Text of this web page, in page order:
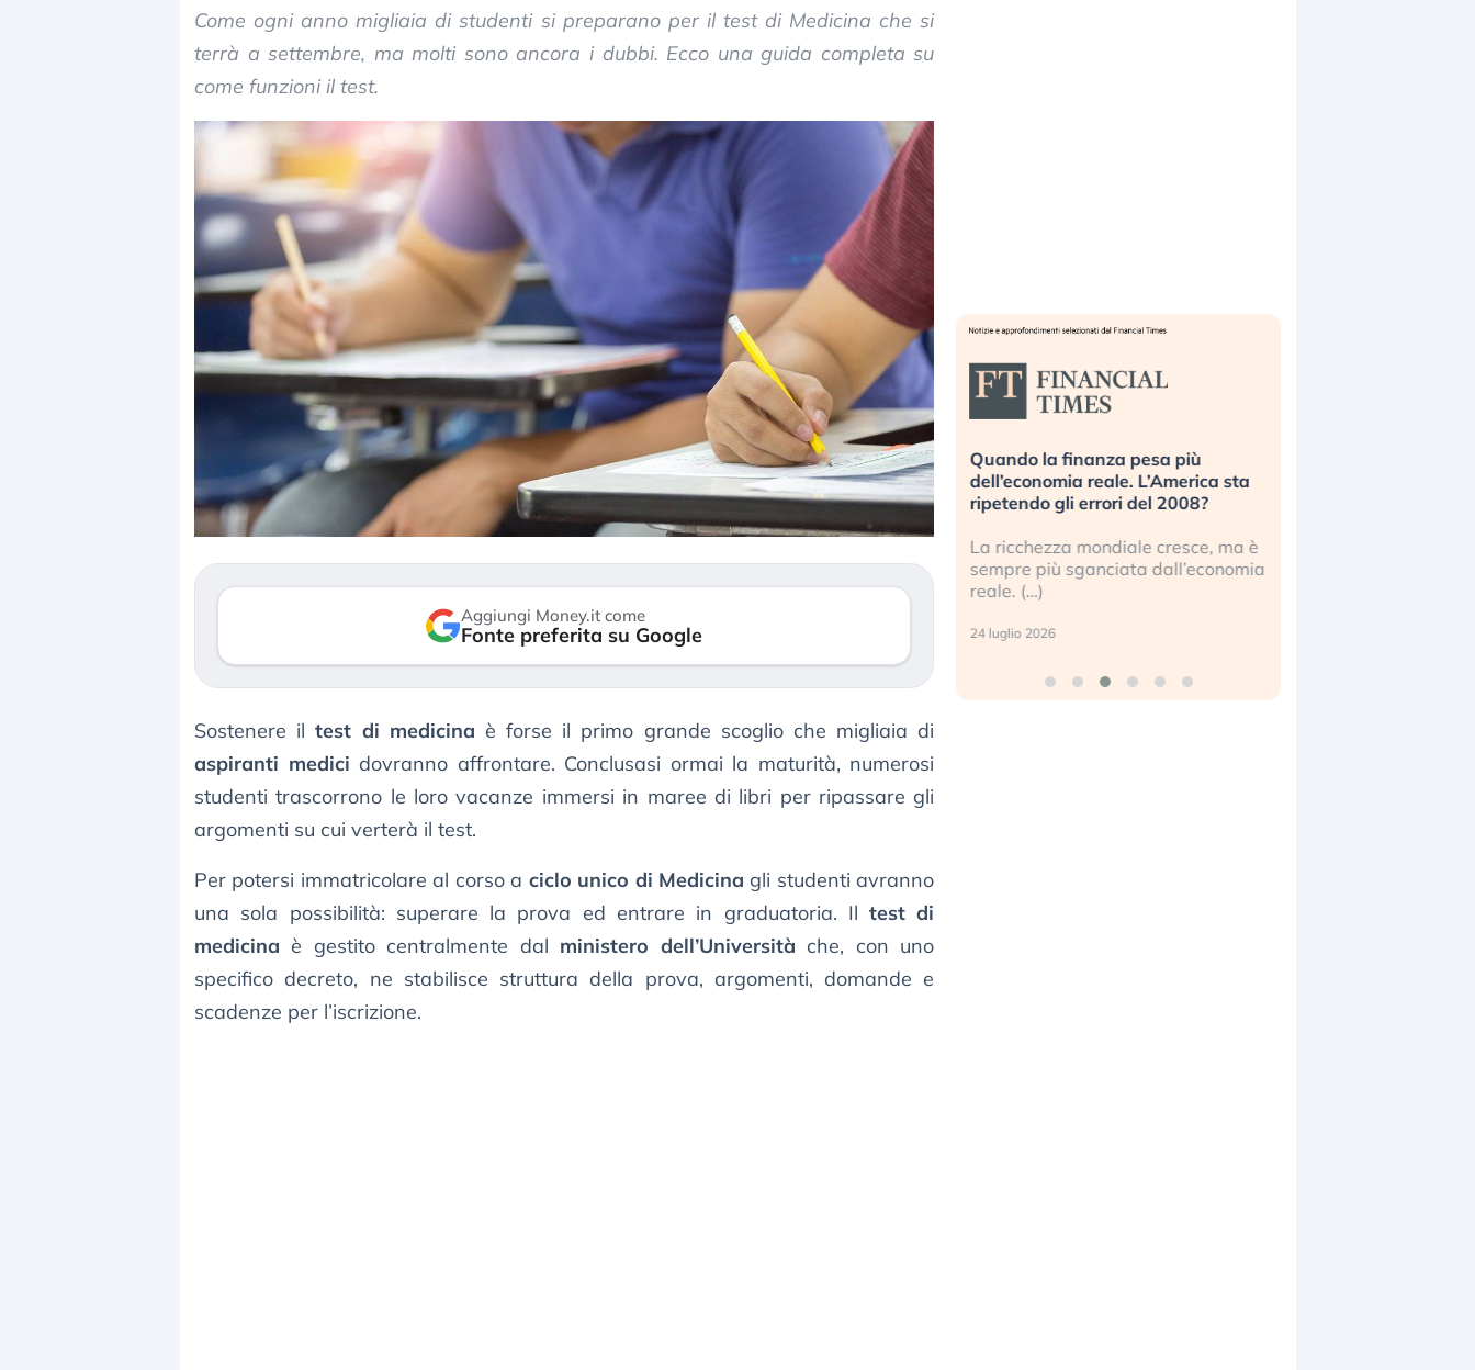
Come ogni anno migliaia di studenti si preparano per il test di Medicina che si
terrà a settembre, ma molti sono ancora i dubbi. Ecco una guida completa su
come funzioni il test.
Aggiungi Money.it come
Fonte preferita su Google
Sostenere iltest di medicina è forse il primo grande scoglio che migliaia di
aspiranti medici dovranno affrontare. Conclusasi ormai la maturità, numerosi
studenti trascorrono le loro vacanze immersi in maree di libri per ripassare gli
argomenti su cui verterà il test.
Per potersi immatricolare al corso a ciclo unico di Medicina gli studenti avranno
una sola possibilità: superare la prova ed entrare in graduatoria. Iltest di
medicina è gestito centralmente dal ministero dell’Università che, con uno
specifico decreto, ne stabilisce struttura della prova, argomenti, domande e
scadenze per l’iscrizione.
Dalle valutazioni estreme alla
correzione. Cosa sta guidando il
repricing degli asset?
mostrando segni di stanchezza
verso le (…)
«La mia vita è rovinata». Investitori
in preda al panico dopo lo scoppio
della bolla AI
Kospi, mentre gli investitori retail (…)
30 luglio 2026
Quando la finanza pesa più
dell’economia reale. L’America sta
ripetendo gli errori del 2008?
La ricchezza mondiale cresce, ma è
sempre più sganciata dall’economia
reale. (…)
24 luglio 2026